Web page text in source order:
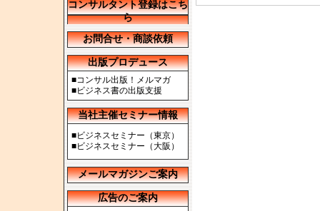
コンサルタント登録はこち
ら
お問合せ・商談依頼
出版プロデュース
■コンサル出版！メルマガ
■ビジネス書の出版支援
当社主催セミナー情報
■ビジネスセミナー（東京）
■ビジネスセミナー（大阪）
メールマガジンご案内
広告のご案内